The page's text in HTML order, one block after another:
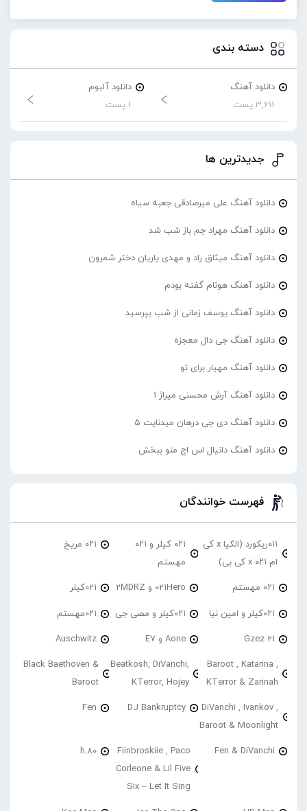
دسته بندی
دانلود آهنگ
3,611 پست
دانلود آلبوم
1 پست
جدیدترین ها
دانلود آهنگ علی میرصادقی جعبه سیاه
دانلود آهنگ مهراد جم باز شب شد
دانلود آهنگ میثاق راد و مهدی یاریان دختر شمرون
دانلود آهنگ هونام گفته بودم
دانلود آهنگ یوسف زمانی از شب بپرسید
دانلود آهنگ جی دال معجزه
دانلود آهنگ مهیار برای تو
دانلود آهنگ آرش محسنی میراژ 1
دانلود آهنگ دی جی درهان میدنایت 5
دانلود آهنگ دانیال اس اچ منو ببخش
فهرست خوانندگان
۰۱۱ریکورد (الکیا x کی
ام ۰۲۱ x کی بی)
۰۲۱ کیلر و ۰۲۱
مهستم
۰۲۱ مریخ
۰۲۱ مهستم 021Hero و 2MDRZ 021کیلر
۰۲۱کیلر و امین نیا ۰۲۱کیلر و مصی جی ۰۲۱مهستم
21 Gzez Aone و E7 Auschwitz
Baroot , Katarina ,
KTerror & Zarinah
Beatkosh, DiVanchi,
KTerror, Hojey
Black Baethoven &
Baroot
DiVanchi , Ivankov ,
Baroot & Moonlight
DJ Bankruptcy
Fen
Fen & DiVanchi
Fiinbroskiie , Paco
Corleone & Lil Five
Six – Let It Sing
h.80